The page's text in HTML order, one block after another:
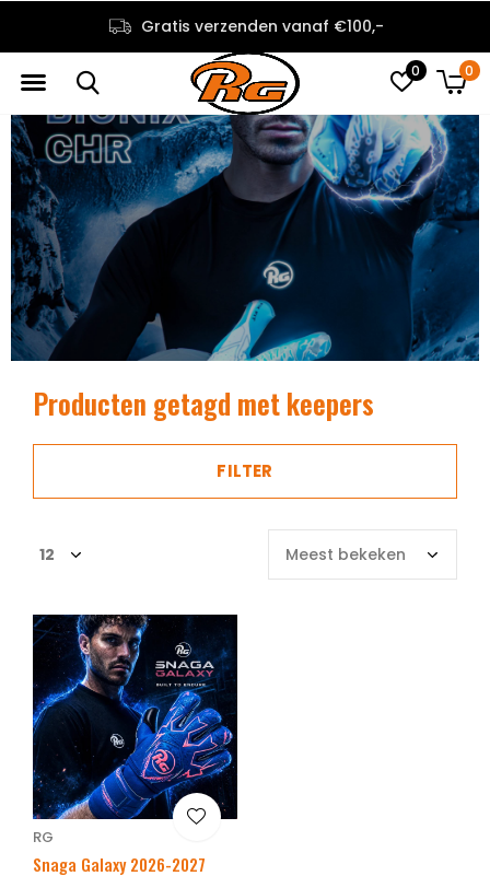
0 0
Gratis verzenden vanaf €100,-
Producten getagd met keepers
FILTER
RG
Snaga Galaxy 2026-2027